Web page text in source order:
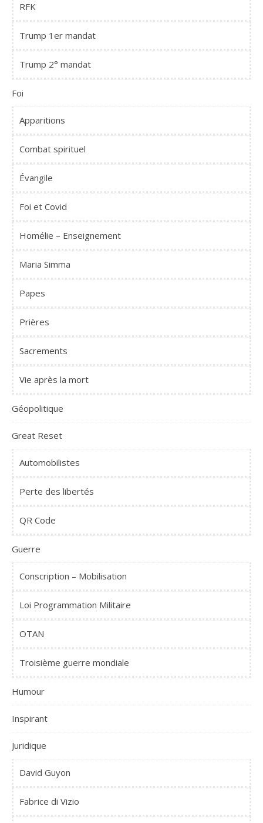
RFK
Trump 1er mandat
Trump 2° mandat
Foi
Apparitions
Combat spirituel
Évangile
Foi et Covid
Homélie – Enseignement
Maria Simma
Papes
Prières
Sacrements
Vie après la mort
Géopolitique
Great Reset
Automobilistes
Perte des libertés
QR Code
Guerre
Conscription – Mobilisation
Loi Programmation Militaire
OTAN
Troisième guerre mondiale
Humour
Inspirant
Juridique
David Guyon
Fabrice di Vizio